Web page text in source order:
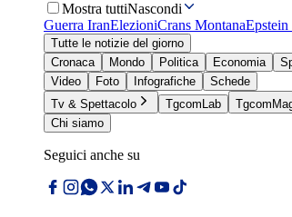
Mostra tuttiNascondi
Guerra IranElezioniCrans MontanaEpstein
Tutte le notizie del giorno
Cronaca
Mondo Politica Economia
Video
Foto Infografiche
Schede
Tv & Spettacolo
TgcomLab
Chi siamo
Seguici anche su